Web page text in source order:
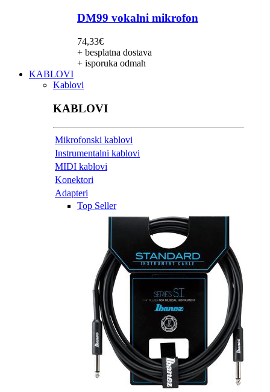
DM99 vokalni mikrofon
74,33€
+ besplatna dostava
+ isporuka odmah
KABLOVI
Kablovi
KABLOVI
Mikrofonski kablovi
Instrumentalni kablovi
MIDI kablovi
Konektori
Adapteri
Top Seller